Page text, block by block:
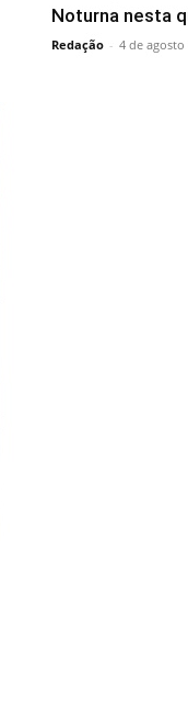
Noturna nesta
Redação - 4 de agosto